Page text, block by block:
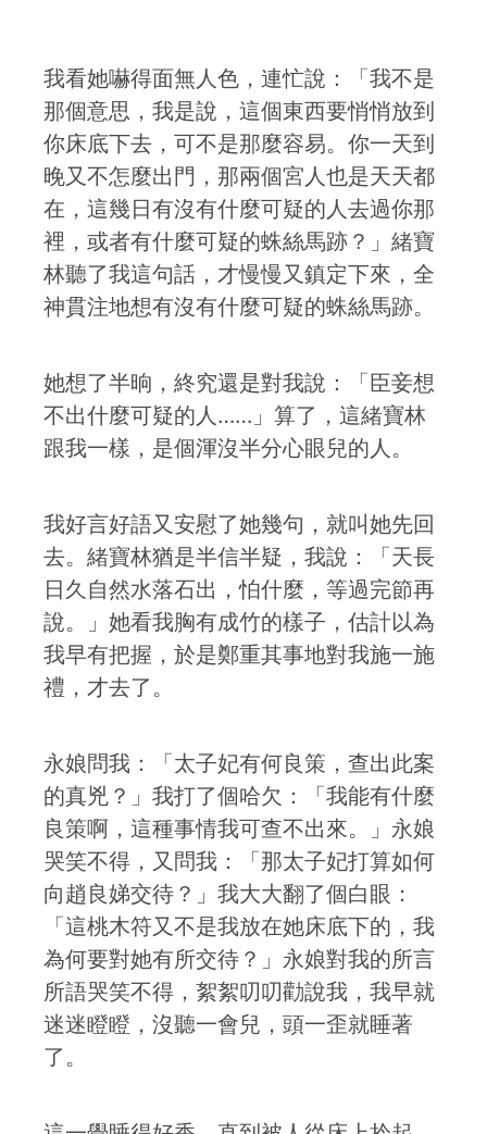
我看她嚇得面無人色，連忙說：「我不是
那個意思，我是說，這個東西要悄悄放到
你床底下去，可不是那麼容易。你一天到
晚又不怎麼出門，那兩個宮人也是天天都
在，這幾日有沒有什麼可疑的人去過你那
裡，或者有什麼可疑的蛛絲馬跡？」緒寶
林聽了我這句話，才慢慢又鎮定下來，全
神貫注地想有沒有什麼可疑的蛛絲馬跡。
她想了半晌，終究還是對我說：「臣妾想
不出什麼可疑的人……」算了，這緒寶林
跟我一樣，是個渾沒半分心眼兒的人。
我好言好語又安慰了她幾句，就叫她先回
去。緒寶林猶是半信半疑，我說：「天長
日久自然水落石出，怕什麼，等過完節再
說。」她看我胸有成竹的樣子，估計以為
我早有把握，於是鄭重其事地對我施一施
禮，才去了。
永娘問我：「太子妃有何良策，查出此案
的真兇？」我打了個哈欠：「我能有什麼
良策啊，這種事情我可查不出來。」永娘
哭笑不得，又問我：「那太子妃打算如何
向趙良娣交待？」我大大翻了個白眼：
「這桃木符又不是我放在她床底下的，我
為何要對她有所交待？」永娘對我的所言
所語哭笑不得，絮絮叨叨勸說我，我早就
迷迷瞪瞪，沒聽一會兒，頭一歪就睡著
了。